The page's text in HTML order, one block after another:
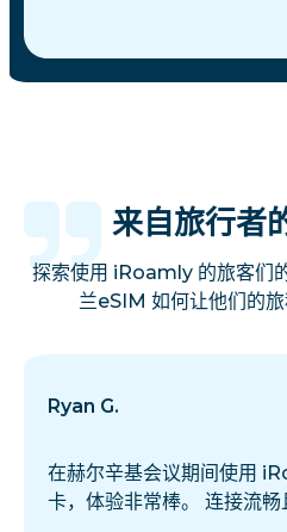
来自旅行者
探索使用 iRoamly 的旅客们
兰eSIM 如何让他们的旅
Ryan G.
在赫尔辛基会议期间使用
卡，体验非常棒。 连接流畅